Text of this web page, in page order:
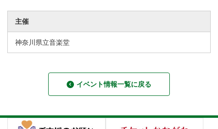
主催
神奈川県立音楽堂
イベント情報一覧に戻る